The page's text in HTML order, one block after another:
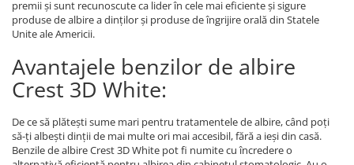
premii și sunt recunoscute ca lider în cele mai eficiente și sigure
produse de albire a dinților și produse de îngrijire orală din Statele
Unite ale Americii.
Avantajele benzilor de albire
Crest 3D White:
De ce să plătești sume mari pentru tratamentele de albire, când poți
să-ți albești dinții de mai multe ori mai accesibil, fără a ieși din casă.
Benzile de albire Crest 3D White pot fi numite cu încredere o